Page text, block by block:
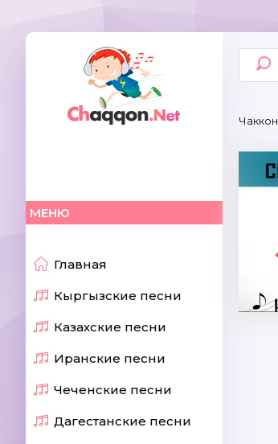
МЕНЮ
Главная
Кыргызские песни
Казахские песни
Иранские песни
Чеченские песни
Дагестанские песни
Чаккон